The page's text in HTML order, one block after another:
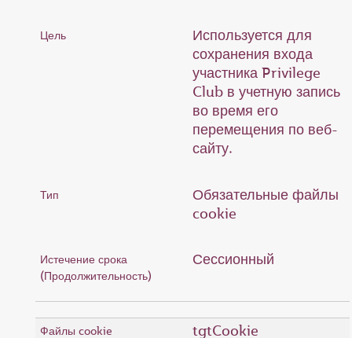
Используется для
сохранения входа
участника Privilege
Club в учетную запись
во время его
перемещения по веб-
сайту.
Обязательные файлы
cookie
Сессионный
tgtCookie